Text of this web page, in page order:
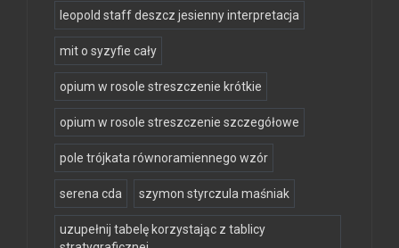
leopold staff deszcz jesienny interpretacja
mit o syzyfie cały
opium w rosole streszczenie krótkie
opium w rosole streszczenie szczegółowe
pole trójkata równoramiennego wzór
serena cda szymon styrczula maśniak
uzupełnij tabelę korzystając z tablicy